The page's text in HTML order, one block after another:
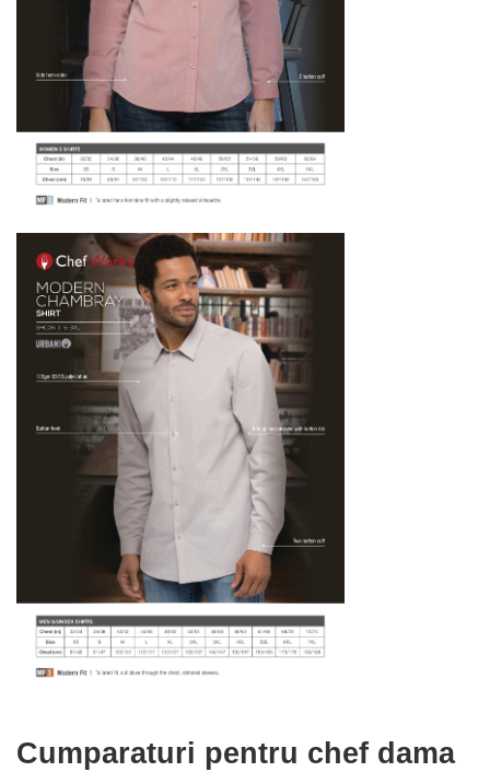
Cumparaturi pentru chef dama